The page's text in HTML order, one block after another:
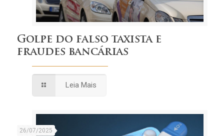
Golpe do falso taxista e
fraudes bancárias
Leia Mais
26/07/2025